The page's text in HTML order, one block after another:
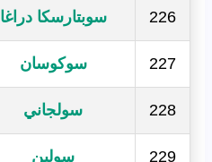
226 سوبتارسكا دراغا
227 سوكوسان
228 سولجاني
229 سولين